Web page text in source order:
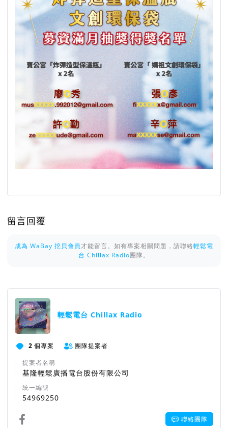
留言回覆
成為 WaBay 挖貝會員才能留言。如有專案相關問題，請聯絡輕鬆電
台 Chillax Radio團隊。
輕鬆電台 Chillax Radio
2 個專案
團隊提案者
提案者名稱
基隆輕鬆廣播電台股份有限公司
統一編號
54969250
聯絡團隊